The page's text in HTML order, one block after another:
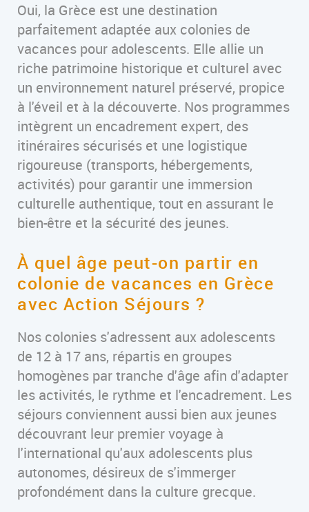
Oui, la Grèce est une destination
parfaitement adaptée aux colonies de
vacances pour adolescents. Elle allie un
riche patrimoine historique et culturel avec
un environnement naturel préservé, propice
à l'éveil et à la découverte. Nos programmes
intègrent un encadrement expert, des
itinéraires sécurisés et une logistique
rigoureuse (transports, hébergements,
activités) pour garantir une immersion
culturelle authentique, tout en assurant le
bien-être et la sécurité des jeunes.
À quel âge peut-on partir en
colonie de vacances en Grèce
avec Action Séjours ?
Nos colonies s'adressent aux adolescents
de 12 à 17 ans, répartis en groupes
homogènes par tranche d'âge afin d'adapter
les activités, le rythme et l'encadrement. Les
séjours conviennent aussi bien aux jeunes
découvrant leur premier voyage à
l'international qu'aux adolescents plus
autonomes, désireux de s'immerger
profondément dans la culture grecque.